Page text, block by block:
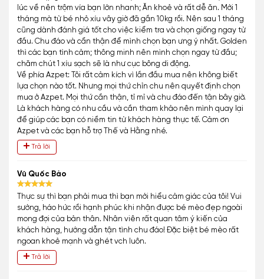
lúc về nên trộm vía bạn lớn nhanh; Ăn khoẻ và rất dễ ăn. Mới 1
tháng mà từ bé nhỏ xíu vây giờ đã gần 10kg rồi. Nên sau 1 tháng
cũng dành đánh giá tốt cho việc kiểm tra và chọn giống ngay từ
đầu. Chu đáo và cẩn thận để mình chọn bạn ưng ý nhất. Golden
thì các bạn tình cảm; thông minh nên mình chọn ngay từ đầu;
chăm chút 1 xíu sạch sẽ là như cục bông di động.
Về phía Azpet: Tôi rất cảm kích vì lần đầu mua nên không biết
lựa chọn nào tốt. Nhưng mọi thứ chỉn chu nên quyết định chọn
mua ở Azpet. Mọi thứ cần thận, tỉ mỉ và chu đáo đến tận bây giờ.
Là khách hàng có nhu cầu và cần tham khảo nên mình quay lại
để giúp các bạn có niềm tin từ khách hàng thực tế. Cảm ơn
Azpet và các bạn hỗ trợ Thế và Hằng nhé.
Trả lời
Vũ Quốc Bảo
Thực sự thì bạn phải mua thì bạn mới hiểu cảm giác của tôi! Vui
sướng, háo hức rồi hạnh phúc khi nhận được bé mèo đẹp ngoài
mong đợi của bản thân. Nhân viên rất quan tâm ý kiến của
khách hàng, hướng dẫn tận tình chu đáo! Đặc biệt bé mèo rất
ngoan khoẻ mạnh và ghét vch luôn.
Trả lời